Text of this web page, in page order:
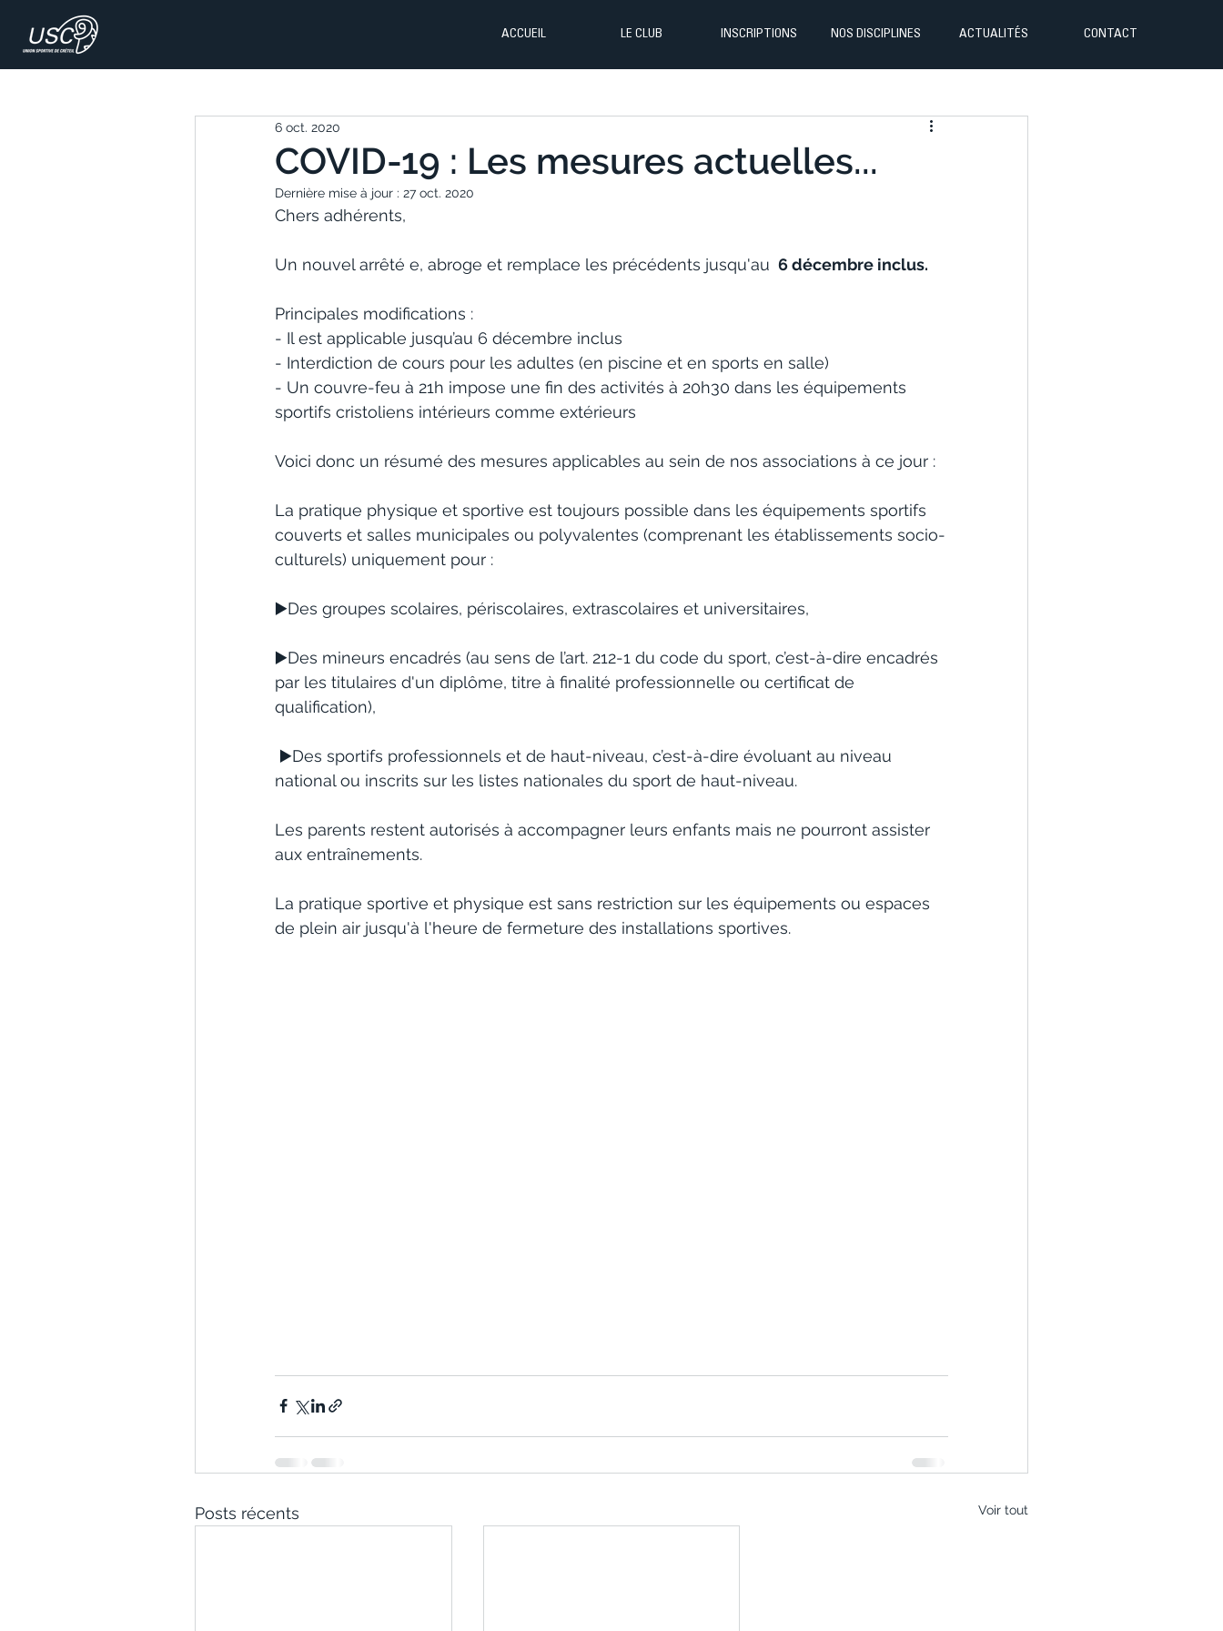
ACCUEIL LE CLUB INSCRIPTIONS NOS DISCIPLINES ACTUALITÉS CONTACT
COVID-19 : Les mesures actuelles...
6 oct. 2020
Dernière mise à jour : 27 oct. 2020
Chers adhérents,
Un nouvel arrêté e, abroge et remplace les précédents jusqu'au 6 décembre inclus.
Principales modifications :
- Il est applicable jusqu’au 6 décembre inclus
- Interdiction de cours pour les adultes (en piscine et en sports en salle)
- Un couvre-feu à 21h impose une fin des activités à 20h30 dans les équipements
sportifs cristoliens intérieurs comme extérieurs
Voici donc un résumé des mesures applicables au sein de nos associations à ce jour :
La pratique physique et sportive est toujours possible dans les équipements sportifs
couverts et salles municipales ou polyvalentes (comprenant les établissements socio-
culturels) uniquement pour :
▶️Des groupes scolaires, périscolaires, extrascolaires et universitaires,
▶️Des mineurs encadrés (au sens de l’art. 212-1 du code du sport, c’est-à-dire encadrés
par les titulaires d'un diplôme, titre à finalité professionnelle ou certificat de
qualification),
national ou inscrits sur les listes nationales du sport de haut-niveau.
Les parents restent autorisés à accompagner leurs enfants mais ne pourront assister
aux entraînements.
La pratique sportive et physique est sans restriction sur les équipements ou espaces
de plein air jusqu'à l'heure de fermeture des installations sportives.
Posts récents Voir tout